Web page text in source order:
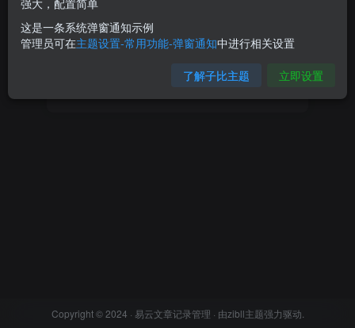
登录密码
记住登录
登录
Copyright © 2024 · 易云文章记录管理 · 由zibll主题强力驱动.
这是一条系统弹窗通知示例
管理员可在主题设置-常用功能-弹窗通知中进行相关设置
了解子比主题 立即设置